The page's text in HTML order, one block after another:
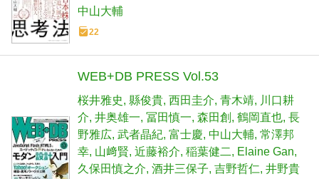
中山大輔
22
WEB+DB PRESS Vol.53
桜井雅史 縣俊貴 西田圭介 青木靖
川口耕
介 井奥雄一 冨田慎一 森田創 鶴岡直也 長
野雅広 武者晶紀 富士慶 中山大輔 常澤邦
幸 山﨑賢 近藤裕介 稲葉健二
Elaine Gan
久保田慎之介 酒井三保子 吉野哲仁 井野貴